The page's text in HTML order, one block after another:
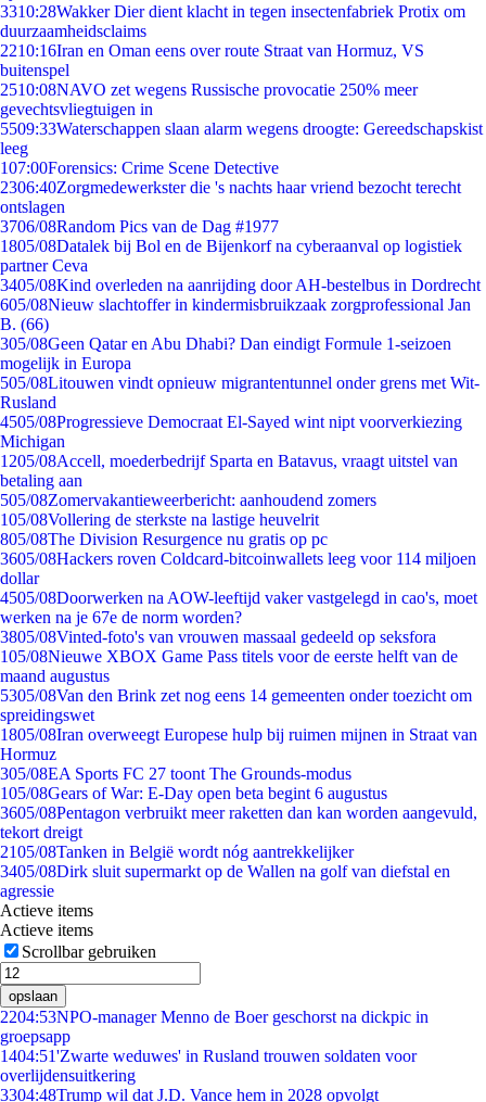
3310:28Wakker Dier dient klacht in tegen insectenfabriek Protix om
duurzaamheidsclaims
2210:16Iran en Oman eens over route Straat van Hormuz, VS
buitenspel
2510:08NAVO zet wegens Russische provocatie 250% meer
gevechtsvliegtuigen in
5509:33Waterschappen slaan alarm wegens droogte: Gereedschapskist
leeg
107:00Forensics: Crime Scene Detective
2306:40Zorgmedewerkster die 's nachts haar vriend bezocht terecht
ontslagen
3706/08Random Pics van de Dag #1977
1805/08Datalek bij Bol en de Bijenkorf na cyberaanval op logistiek
partner Ceva
3405/08Kind overleden na aanrijding door AH-bestelbus in Dordrecht
605/08Nieuw slachtoffer in kindermisbruikzaak zorgprofessional Jan
B. (66)
305/08Geen Qatar en Abu Dhabi? Dan eindigt Formule 1-seizoen
mogelijk in Europa
505/08Litouwen vindt opnieuw migrantentunnel onder grens met Wit-
Rusland
4505/08Progressieve Democraat El-Sayed wint nipt voorverkiezing
Michigan
1205/08Accell, moederbedrijf Sparta en Batavus, vraagt uitstel van
betaling aan
505/08Zomervakantieweerbericht: aanhoudend zomers
105/08Vollering de sterkste na lastige heuvelrit
805/08The Division Resurgence nu gratis op pc
3605/08Hackers roven Coldcard-bitcoinwallets leeg voor 114 miljoen
dollar
4505/08Doorwerken na AOW-leeftijd vaker vastgelegd in cao's, moet
werken na je 67e de norm worden?
3805/08Vinted-foto's van vrouwen massaal gedeeld op seksfora
105/08Nieuwe XBOX Game Pass titels voor de eerste helft van de
maand augustus
5305/08Van den Brink zet nog eens 14 gemeenten onder toezicht om
spreidingswet
1805/08Iran overweegt Europese hulp bij ruimen mijnen in Straat van
Hormuz
305/08EA Sports FC 27 toont The Grounds-modus
105/08Gears of War: E-Day open beta begint 6 augustus
3605/08Pentagon verbruikt meer raketten dan kan worden aangevuld,
tekort dreigt
2105/08Tanken in België wordt nóg aantrekkelijker
3405/08Dirk sluit supermarkt op de Wallen na golf van diefstal en
agressie
Actieve items
Actieve items
Scrollbar gebruiken
opslaan
2204:53NPO-manager Menno de Boer geschorst na dickpic in
groepsapp
1404:51'Zwarte weduwes' in Rusland trouwen soldaten voor
overlijdensuitkering
3304:48Trump wil dat J.D. Vance hem in 2028 opvolgt